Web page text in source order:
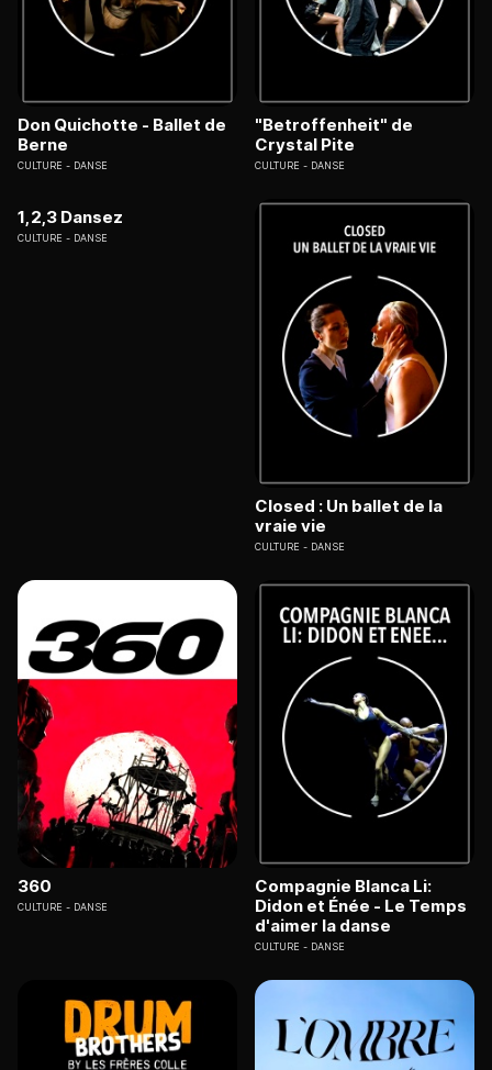
Don Quichotte - Ballet de
Berne
CULTURE DANSE
"Betroffenheit" de
Crystal Pite
CULTURE DANSE
1,2,3 Dansez
CULTURE DANSE
Closed : Un ballet de la
vraie vie
CULTURE DANSE
360
CULTURE DANSE
Compagnie Blanca Li:
Didon et Énée - Le Temps
d'aimer la danse
CULTURE DANSE